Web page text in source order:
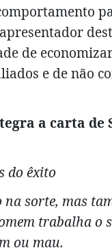
de
e de não
a carta de
do êxito
na sorte, mas
trabalha o
ou mau.